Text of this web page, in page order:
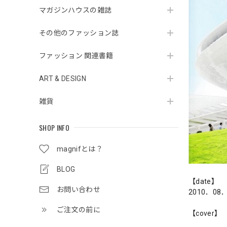
マガジンハウスの雑誌
その他のファッション誌
ファッション 関連書籍
ART & DESIGN
雑貨
SHOP INFO
magnifとは？
BLOG
お問い合わせ
ご注文の前に
【date】
2010．08
【cover】